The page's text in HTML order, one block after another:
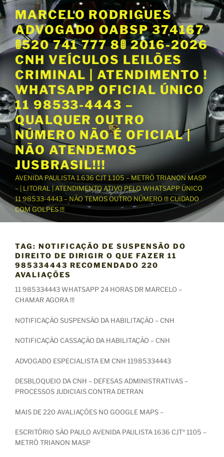
P
u
a
r
r
a
o
c
o
n
t
ú
d
MARCELO RODRIGUES
ADVOGADO OABSP 374167
🚦520 741 777 8🚦 2016-2026
CNH VEÍCULOS LEILÕES
CRIMINAL | ATENDIMENTO !
WHATSAPP OFICIAL ÚNICO
11 98533-4443 –
QUALQUER OUTRO
NÚMERO NÃO É OFICIAL |
NÃO ATENDEMOS
JUSBRASIL!!!
AVENIDA PAULISTA 1.636 CJT 1.105 – METRÔ TRIANON MASP
– | LITORAL | ATENDIMENTO ATIVO PELO WHATSAPP ÚNICO
11 98533-4443 – NÃO TEMOS OUTRO NÚMERO !!! CUIDADO
COM GOLPES !!!
TAG: NOTIFICAÇÃO DE SUSPENSÃO DO
DIREITO DE DIRIGIR O QUE FAZER 11
985334443 RECOMENDADO 220
AVALIAÇÕES
11 985334443 WHATSAPP 24 HORAS DR MARCELO –
CHAMAR AGORA !!!
NOTIFICAÇÃO SUSPENSÃO DA HABILITAÇÃO – CNH
NOTIFICAÇÃO CASSAÇÃO DA HABILITAÇÃO – CNH
ADVOGADO ESPECIALISTA EM CNH 11985334443
DESBLOQUEIO DA CNH – DEFESAS ADMINISTRATIVAS –
PROCESSOS JUDICIAIS CONTRA DETRAN
MAIS DE 220 AVALIAÇÕES NO GOOGLE MAPS –
ESCRITÓRIO SÃO PAULO AVENIDA PAULISTA 1636 CJTº 1105 –
METRÔ TRIANON MASP